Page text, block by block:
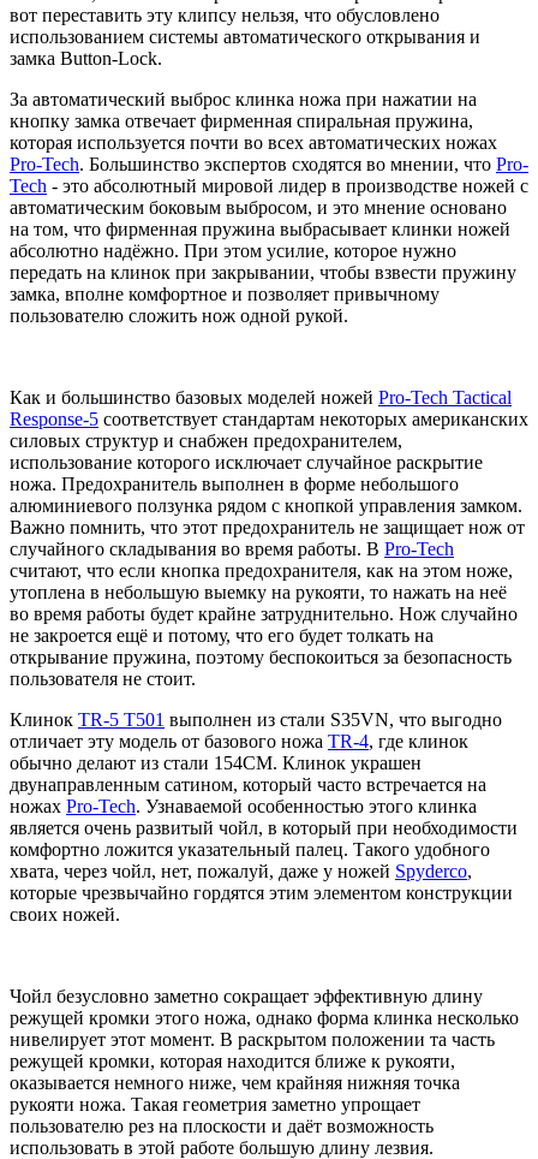
вот переставить эту клипсу нельзя, что обусловлено
использованием системы автоматического открывания и
замка Button-Lock.
За автоматический выброс клинка ножа при нажатии на
кнопку замка отвечает фирменная спиральная пружина,
которая используется почти во всех автоматических ножах
Pro-Tech. Большинство экспертов сходятся во мнении, что Pro-
Tech - это абсолютный мировой лидер в производстве ножей с
автоматическим боковым выбросом, и это мнение основано
на том, что фирменная пружина выбрасывает клинки ножей
абсолютно надёжно. При этом усилие, которое нужно
передать на клинок при закрывании, чтобы взвести пружину
замка, вполне комфортное и позволяет привычному
пользователю сложить нож одной рукой.
Как и большинство базовых моделей ножей Pro-Tech Tactical
Response-5 соответствует стандартам некоторых американских
силовых структур и снабжен предохранителем,
использование которого исключает случайное раскрытие
ножа. Предохранитель выполнен в форме небольшого
алюминиевого ползунка рядом с кнопкой управления замком.
Важно помнить, что этот предохранитель не защищает нож от
случайного складывания во время работы. В Pro-Tech
считают, что если кнопка предохранителя, как на этом ноже,
утоплена в небольшую выемку на рукояти, то нажать на неё
во время работы будет крайне затруднительно. Нож случайно
не закроется ещё и потому, что его будет толкать на
открывание пружина, поэтому беспокоиться за безопасность
пользователя не стоит.
Клинок TR-5 T501 выполнен из стали S35VN, что выгодно
отличает эту модель от базового ножа TR-4, где клинок
обычно делают из стали 154СМ. Клинок украшен
двунаправленным сатином, который часто встречается на
ножах Pro-Tech. Узнаваемой особенностью этого клинка
является очень развитый чойл, в который при необходимости
комфортно ложится указательный палец. Такого удобного
хвата, через чойл, нет, пожалуй, даже у ножей Spyderco,
которые чрезвычайно гордятся этим элементом конструкции
своих ножей.
Чойл безусловно заметно сокращает эффективную длину
режущей кромки этого ножа, однако форма клинка несколько
нивелирует этот момент. В раскрытом положении та часть
режущей кромки, которая находится ближе к рукояти,
оказывается немного ниже, чем крайняя нижняя точка
рукояти ножа. Такая геометрия заметно упрощает
пользователю рез на плоскости и даёт возможность
использовать в этой работе большую длину лезвия.